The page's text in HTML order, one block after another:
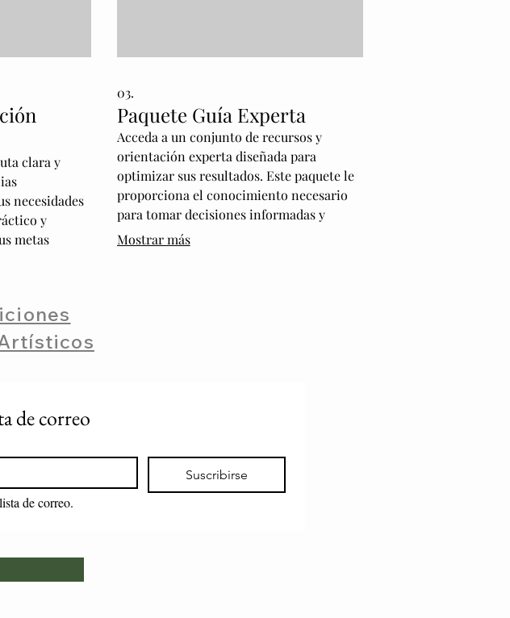
clara y
necesidades
y
metas
03.
Paquete Guía Experta
Acceda a un conjunto de recursos y
orientación experta diseñada para
optimizar sus resultados. Este paquete le
proporciona el conocimiento necesario
para tomar decisiones informadas y
estratégicas en su área de interés.
Mostrar más
de correo
Suscribirse
de correo.